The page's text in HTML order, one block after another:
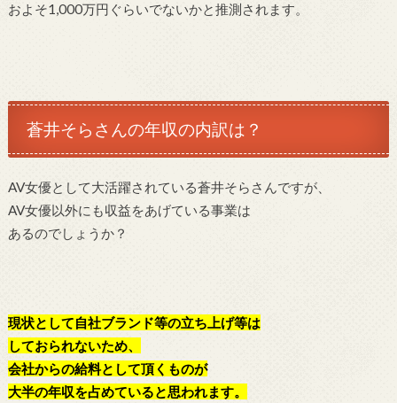
およそ1,000万円ぐらいでないかと推測されます。
蒼井そらさんの年収の内訳は？
AV女優として大活躍されている蒼井そらさんですが、
AV女優以外にも収益をあげている事業は
あるのでしょうか？
現状として自社ブランド等の立ち上げ等は
しておられないため、
会社からの給料として頂くものが
大半の年収を占めていると思われます。